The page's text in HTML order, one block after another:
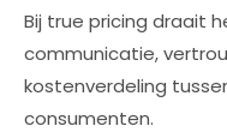
Bij true pricing draait
communicatie,
kostenverdeling
consumenten.